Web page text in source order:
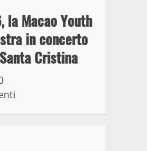
la Macao Youth
in concerto
Cristina
Giugno 2023
Sportivi
di Atletica a
Maggio 2023